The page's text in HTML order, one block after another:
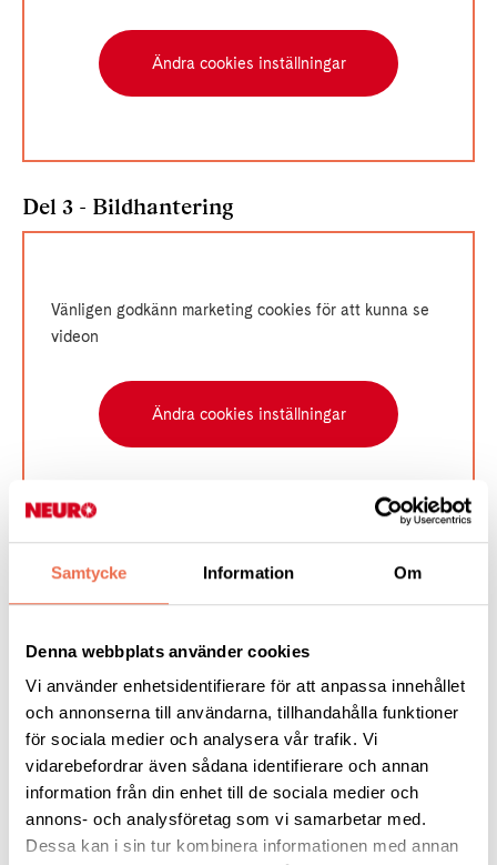
Samtycke Information Om
Denna webbplats använder cookies
Vi använder enhetsidentifierare för att anpassa innehållet
och annonserna till användarna, tillhandahålla funktioner
för sociala medier och analysera vår trafik. Vi
vidarebefordrar även sådana identifierare och annan
information från din enhet till de sociala medier och
annons- och analysföretag som vi samarbetar med.
Dessa kan i sin tur kombinera informationen med annan
Ändra cookies inställningar
Del 3 - Bildhantering
Vänligen godkänn marketing cookies för att kunna se
videon
Ändra cookies inställningar
Teams, hör av dig!
Fler filmer om webbpublicering
på neuro.se
Föreningens landningssida - så funkar den